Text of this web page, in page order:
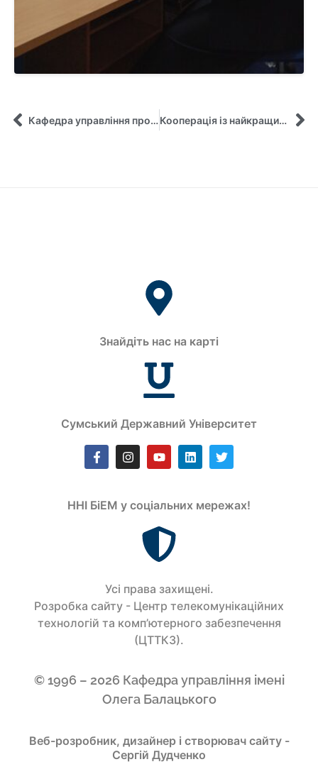
Кафедра управління продовжує залучати фахівців-практиків на онлайн-лекції! Кооперація із найкращими Бізнес-Школами продовжується!
Знайдіть нас на карті
Сумський Державний Університет
ННІ БіЕМ у соціальних мережах!
Усi права захищенi.
Розробка сайту - Центр телекомунікаційних
технологій та комп’ютерного забезпечення
(ЦТТКЗ).
© 1996 – 2026 Кафедра управління імені
Олега Балацького
Веб-розробник, дизайнер і створювач сайту -
Сергій Дудченко